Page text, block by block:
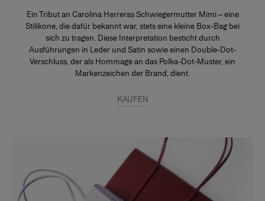
Ein Tribut an Carolina Herreras Schwiegermutter Mimi – eine
Stilikone, die dafür bekannt war, stets eine kleine Box-Bag bei
sich zu tragen. Diese Interpretation besticht durch
Ausführungen in Leder und Satin sowie einen Double-Dot-
Verschluss, der als Hommage an das Polka-Dot-Muster, ein
Markenzeichen der Brand, dient.
KAUFEN